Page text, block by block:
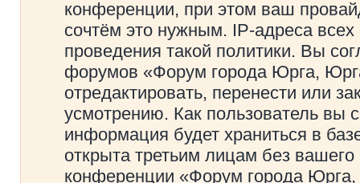
конференции, при этом ваш
сочтём это нужным. IP-адреса
проведения такой политики. Вы
форумов «Форум города Юрга,
отредактировать, перенести или
усмотрению. Как пользователь вы
информация будет храниться в
открыта третьим лицам без
конференции «Форум города